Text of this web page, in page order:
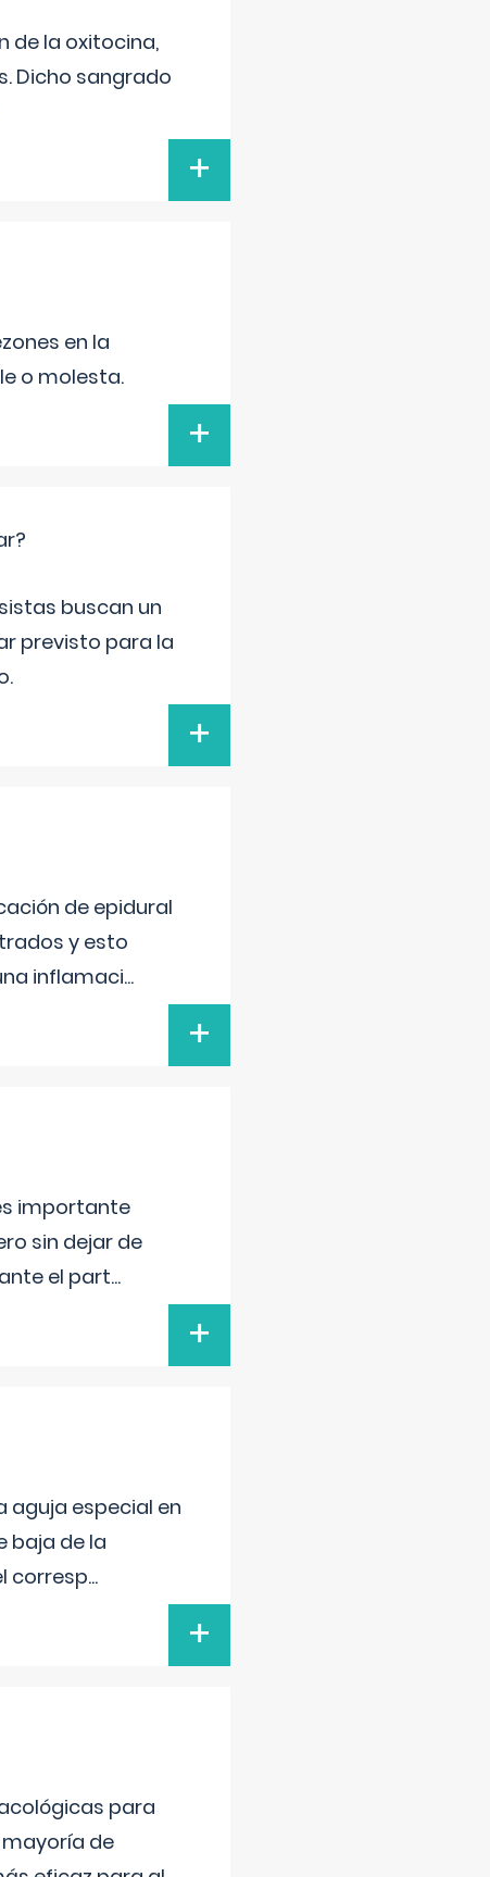
de la oxitocina,
Dicho sangrado
+
en la
o molesta.
+
buscan un
previsto para la
+
de epidural
y esto
inflamaci...
+
importante
sin dejar de
el part...
+
aguja especial en
baja de la
corresp...
+
para
de